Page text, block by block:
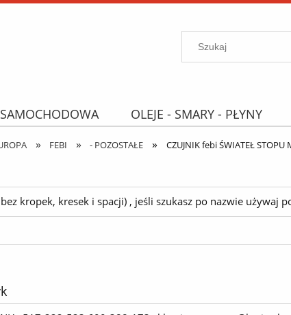
OLEJE - SMARY - PŁYNY
PROMOCJE WYPRZEDAŻ
» FEBI » - POZOSTAŁE » CZUJNIK febi ŚWIATEŁ
kropek, kresek i spacji) , jeśli szukasz po nazwie używaj